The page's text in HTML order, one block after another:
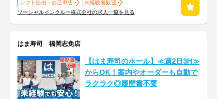
シフト自由・自己申告
未経験者歓迎
ソーシャルインクルー株式会社の求人一覧を見る
はま寿司 福岡志免店
【はま寿司のホール】≪週2日3H≫
からOK！案内やオーダーも自動で
ラクラク◎履歴書不要